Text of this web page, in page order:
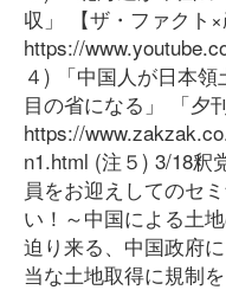
収」 【ザ・ファクト
https://
４) 「中国人が日本
目の省になる」 「夕
https://
n1.html (注５) 3/18釈
員をお迎えしてのセ
い！～中国による土
迫り来る、中国政府
当な土地取得に規制